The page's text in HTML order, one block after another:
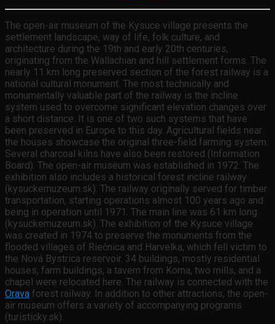
The open-air museum of the Kysuce village presents the
settlement landscape, way of life, folk culture, and
architecture during the 19th and early 20th centuries,
originating from the Wallachian and hill settlement forms. The
nearly 11 km long preserved section of the forest railway is a
national cultural monument. The most technically and
monumentally valuable part of the railway is the incline
system used to overcome significant elevation changes over
a short distance. It is one of two such systems that have
been preserved in Europe to this day. Agricultural fields near
the houses showcase the original three-field farming system.
Several charcoal kilns have also been restored (Information
Board). The open-air museum was established in 1972. The
exhibition also includes a historical forest incline railway
(kysuckemuzeum.sk). The railway originally served for timber
transportation, starting operations almost 100 years ago and
being in operation until 1971. The main line was 61 km long
(kysuckemuzeum.sk). The exhibition of the Kysuce village
was created in 1974 to preserve the monuments from the
flooded villages of Riečnica and Harvelka, which fell victim to
the Nová Bystrica reservoir. 34 buildings, mostly residential
houses, farm buildings, a tavern from Korna, two mills, and a
chapel were relocated here. The railway is connected with the
Orava forest railway. In addition to other attractions, the open-
air museum offers a variety of accompanying programs
(turisticky.sk).